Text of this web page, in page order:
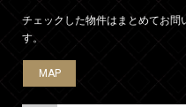
チェックした物件はまとめてお問
す。
MAP
MAP
MAP